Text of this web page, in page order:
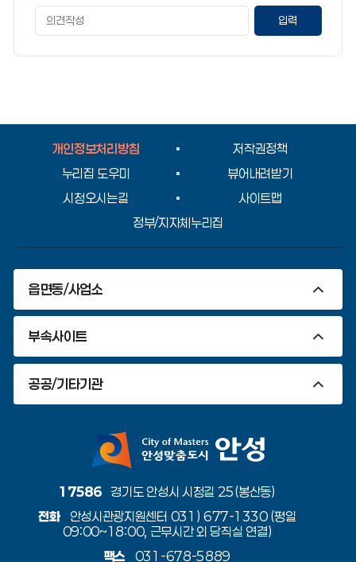
페
만
가
개인정보처리방침
저작권정책
누리집 도우미
뷰어내려받기
시청오시는길
사이트맵
정부/지자체누리집
읍면동/사업소
부속사이트
공공/기타기관
17586
경기도 안성시 시청길 25(봉산동)
전화
안성시관광지원센터 031) 677-1330 (평일
09:00~18:00, 근무시간 외 당직실 연결)
팩스
031-678-5889